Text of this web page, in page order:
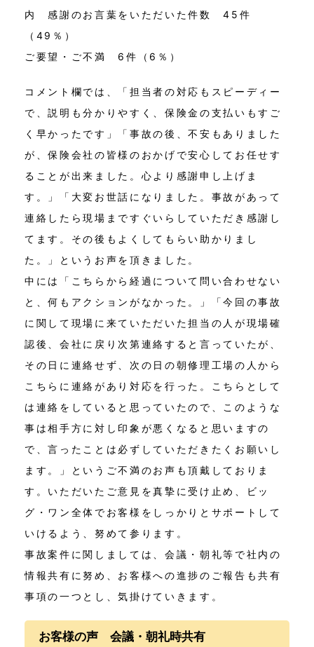
内 感謝のお言葉をいただいた件数 45件
（49％）
ご要望・ご不満 6件（6％）
コメント欄では、「担当者の対応もスピーディー
で、説明も分かりやすく、保険金の支払いもすご
く早かったです」「事故の後、不安もありました
が、保険会社の皆様のおかげで安心してお任せす
ることが出来ました。心より感謝申し上げま
す。」「大変お世話になりました。事故があって
連絡したら現場まですぐいらしていただき感謝し
てます。その後もよくしてもらい助かりまし
た。」というお声を頂きました。
中には「こちらから経過について問い合わせない
と、何もアクションがなかった。」「今回の事故
に関して現場に来ていただいた担当の人が現場確
認後、会社に戻り次第連絡すると言っていたが、
その日に連絡せず、次の日の朝修理工場の人から
こちらに連絡があり対応を行った。こちらとして
は連絡をしていると思っていたので、このような
事は相手方に対し印象が悪くなると思いますの
で、言ったことは必ずしていただきたくお願いし
ます。」というご不満のお声も頂戴しておりま
す。いただいたご意見を真摯に受け止め、ビッ
グ・ワン全体でお客様をしっかりとサポートして
いけるよう、努めて参ります。
事故案件に関しましては、会議・朝礼等で社内の
情報共有に努め、お客様への進捗のご報告も共有
事項の一つとし、気掛けていきます。
お客様の声 会議・朝礼時共有